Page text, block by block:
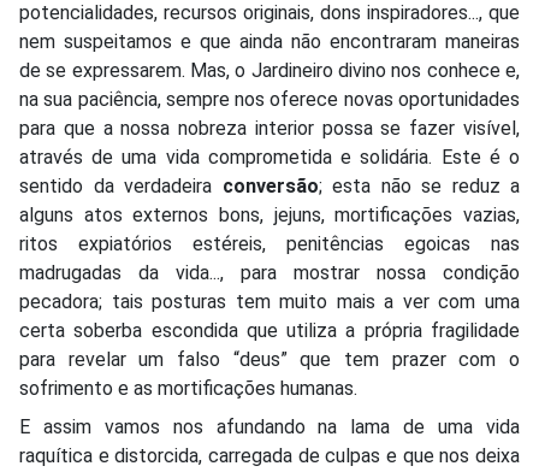
potencialidades, recursos originais, dons inspiradores..., que
nem suspeitamos e que ainda não encontraram maneiras
de se expressarem. Mas, o Jardineiro divino nos conhece e,
na sua paciência, sempre nos oferece novas oportunidades
para que a nossa nobreza interior possa se fazer visível,
através de uma vida comprometida e solidária. Este é o
sentido da verdadeira conversão; esta não se reduz a
alguns atos externos bons, jejuns, mortificações vazias,
ritos expiatórios estéreis, penitências egoicas nas
madrugadas da vida..., para mostrar nossa condição
pecadora; tais posturas tem muito mais a ver com uma
certa soberba escondida que utiliza a própria fragilidade
para revelar um falso “deus” que tem prazer com o
sofrimento e as mortificações humanas.
E assim vamos nos afundando na lama de uma vida
raquítica e distorcida, carregada de culpas e que nos deixa